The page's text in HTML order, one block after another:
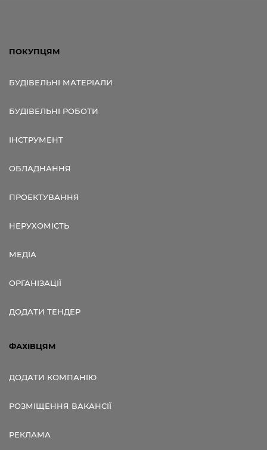
ПОКУПЦЯМ
БУДІВЕЛЬНІ МАТЕРІАЛИ
БУДІВЕЛЬНІ РОБОТИ
ІНСТРУМЕНТ
ОБЛАДНАННЯ
ПРОЕКТУВАННЯ
НЕРУХОМІСТЬ
МЕДІА
ОРГАНІЗАЦІЇ
ДОДАТИ ТЕНДЕР
ФАХІВЦЯМ
ДОДАТИ КОМПАНІЮ
РОЗМІЩЕННЯ ВАКАНСІЇ
РЕКЛАМА